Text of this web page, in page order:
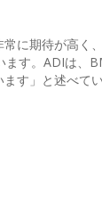
に期待が高く
す。ADIは、
す」と述べてい